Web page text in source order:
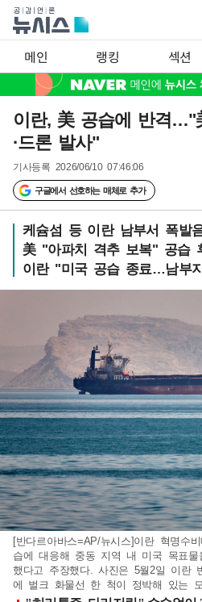
메인 랭킹 섹션
이란, 美 공습에 반격…"
·드론 발사"
기사등록 2026/06/10 07:46:06
구글에서 선호하는 매체로 추가
케슘섬 등 이란 남부서 폭발
美 "아파치 격추 보복" 공습
이란 "미국 공습 종료…남부
[반다르아바스=AP/뉴시스]이란 혁명수
습에 대응해 중동 지역 내 미국 목표
했다고 주장했다. 사진은 5월2일 이란
에 벌크 화물선 한 척이 정박해 있는 모